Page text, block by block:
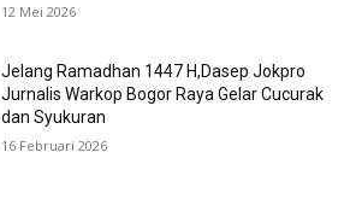
12 Mei 2026
Jelang Ramadhan 1447 H,Dasep Jokpro
Jurnalis Warkop Bogor Raya Gelar Cucurak
dan Syukuran
16 Februari 2026